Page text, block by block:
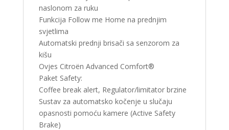
naslonom za ruku
Funkcija Follow me Home na prednjim
svjetlima
Automatski prednji brisači sa senzorom za
kišu
Ovjes Citroën Advanced Comfort®
Paket Safety:
Coffee break alert, Regulator/limitator brzine
Sustav za automatsko kočenje u slučaju
opasnosti pomoću kamere (Active Safety
Brake)